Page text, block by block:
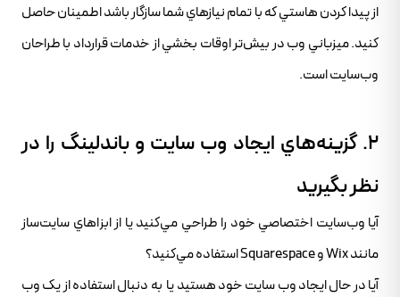
از پيدا کردن هاستي که با تمام نيازهاي شما سازگار باشد اطمينان حاصل
کنيد. ميزباني وب در بيش‌تر اوقات بخشي از خدمات قرارداد با طراحان
وب‌سايت است.
2. گزينه‌هاي ايجاد وب سايت و باندلينگ را در
نظر بگيريد
آيا وب‌سايت اختصاصي خود را طراحي مي‌کنيد يا از ابزاهاي سايت‌ساز
مانند Wix و Squarespace استفاده مي‌کنيد؟
آيا در حال ايجاد وب سايت خود هستيد يا به دنبال استفاده از يک وب